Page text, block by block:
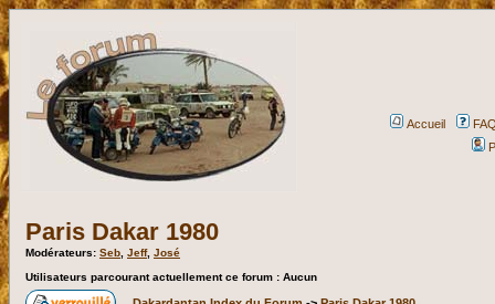
Accueil
Paris Dakar 1980
Modérateurs: Seb Jeff, José
Utilisateurs parcourant actuellement ce forum : Aucun